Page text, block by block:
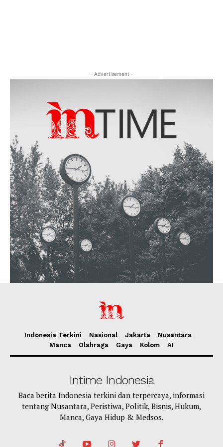
- Advertisement -
Indonesia Terkini Nasional Jakarta
Nusantara
Manca
Olahraga Gaya Kolom AI
Intime Indonesia
Baca berita Indonesia terkini dan terpercaya, informasi
tentang Nusantara, Peristiwa, Politik, Bisnis, Hukum,
Manca, Gaya Hidup & Medsos.